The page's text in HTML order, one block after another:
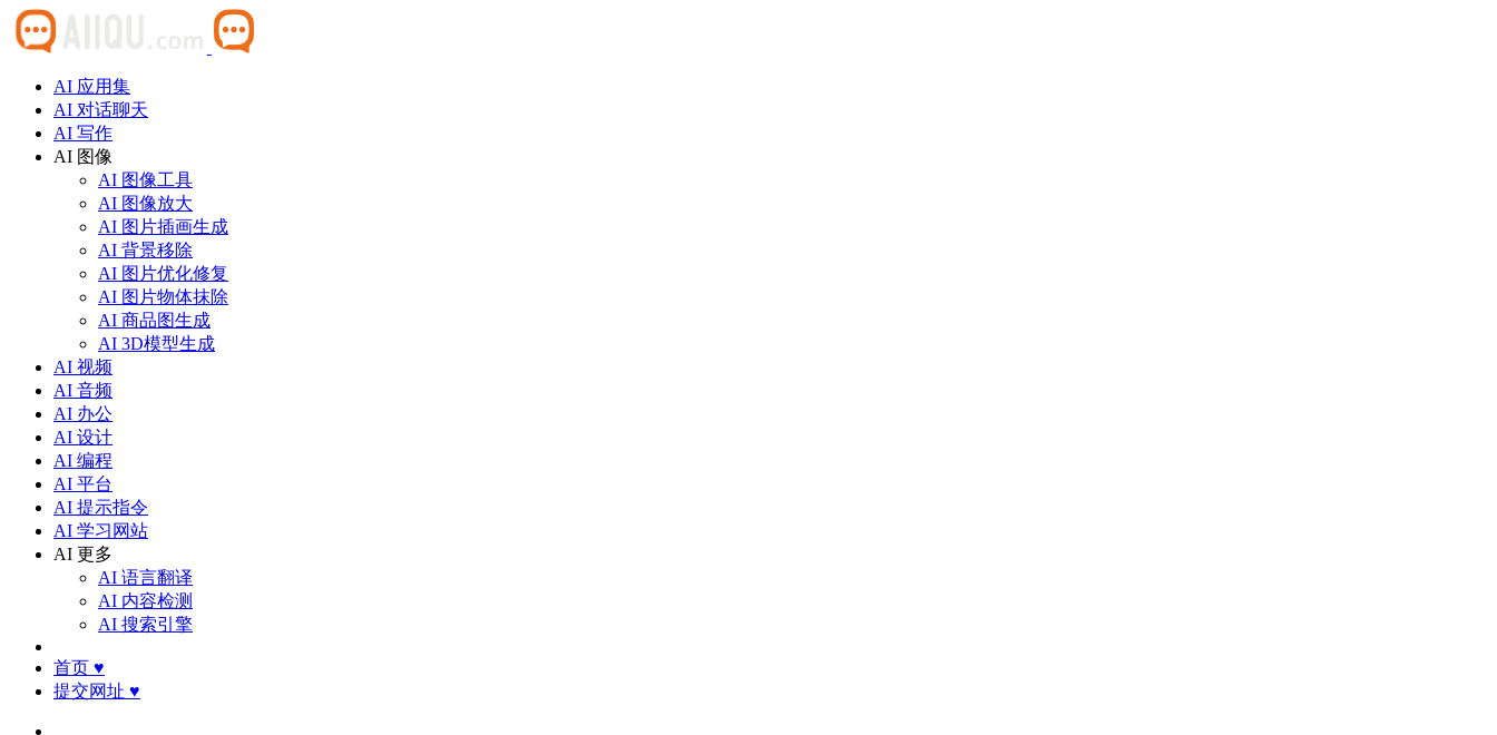
AI 应用集
AI 对话聊天
AI 写作
AI 图像
AI 图像工具
AI 图像放大
AI 图片插画生成
AI 背景移除
AI 图片优化修复
AI 图片物体抹除
AI 商品图生成
AI 3D模型生成
AI 视频
AI 音频
AI 办公
AI 设计
AI 编程
AI 平台
AI 提示指令
AI 学习网站
AI 更多
AI 语言翻译
AI 内容检测
AI 搜索引擎
首页 ♥
提交网址 ♥